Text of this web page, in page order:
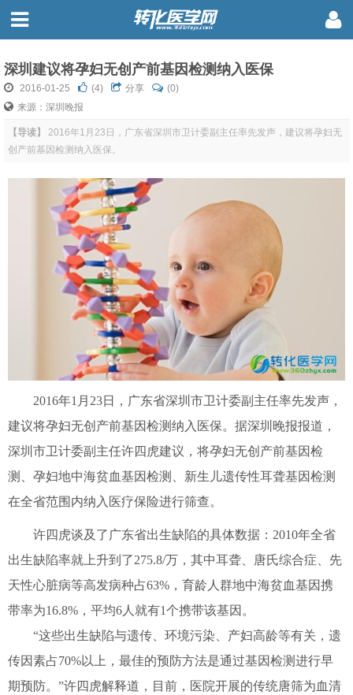
深圳建议将孕妇无创产前基因检测纳入医保
2016-01-25 (4) 分享
(0)
来源：深圳晚报
【导读】
2016年1月23日，广东省深圳市卫计委副主任率先发声，建议将孕妇无
创产前基因检测纳入医保。
2016年1月23日，广东省深圳市卫计委副主任率先发声，
建议将孕妇无创产前基因检测纳入医保。据深圳晚报报道，
深圳市卫计委副主任许四虎建议，将孕妇无创产前基因检
测、孕妇地中海贫血基因检测、新生儿遗传性耳聋基因检测
在全省范围内纳入医疗保险进行筛查。
许四虎谈及了广东省出生缺陷的具体数据：2010年全省
出生缺陷率就上升到了275.8/万，其中耳聋、唐氏综合症、先
天性心脏病等高发病种占63%，育龄人群地中海贫血基因携
带率为16.8%，平均6人就有1个携带该基因。
“这些出生缺陷与遗传、环境污染、产妇高龄等有关，遗
传因素占70%以上，最佳的预防方法是通过基因检测进行早
期预防。”许四虎解释道，目前，医院开展的传统唐筛为血清